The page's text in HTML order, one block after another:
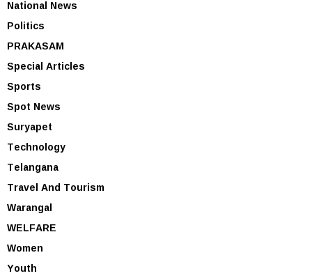
National News
Politics
PRAKASAM
Special Articles
Sports
Spot News
Suryapet
Technology
Telangana
Travel And Tourism
Warangal
WELFARE
Women
Youth